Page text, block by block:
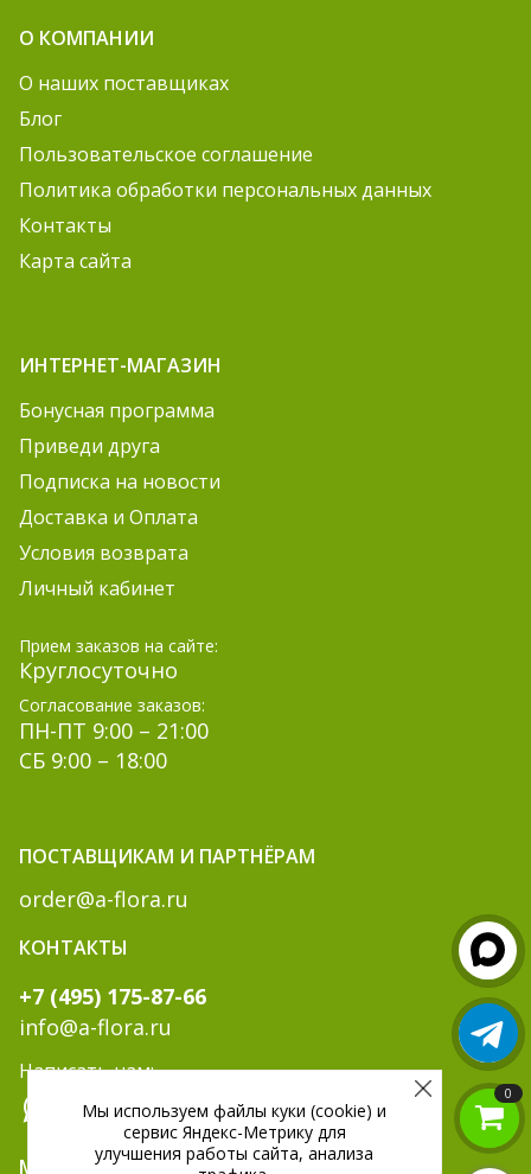
О КОМПАНИИ
О наших поставщиках
Блог
Пользовательское соглашение
Политика обработки персональных данных
Контакты
Карта сайта
ИНТЕРНЕТ-МАГАЗИН
Бонусная программа
Приведи друга
Подписка на новости
Доставка и Оплата
Условия возврата
Личный кабинет
Прием заказов на сайте:
Круглосуточно
Согласование заказов:
ПН-ПТ 9:00 – 21:00
СБ 9:00 – 18:00
ПОСТАВЩИКАМ И ПАРТНЁРАМ
order@a-flora.ru
КОНТАКТЫ
+7 (495) 175-87-66
info@a-flora.ru
Написать нам:
МЫ В СОЦ. СЕТЯХ:
0
Мы используем файлы куки (cookie) и
сервис Яндекс-Метрику для
улучшения работы сайта, анализа